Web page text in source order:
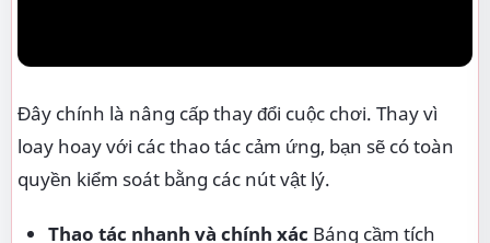
Đây chính là nâng cấp thay đổi cuộc chơi. Thay vì
loay hoay với các thao tác cảm ứng, bạn sẽ có toàn
quyền kiểm soát bằng các nút vật lý.
Thao tác nhanh và chính xác Báng cầm tích